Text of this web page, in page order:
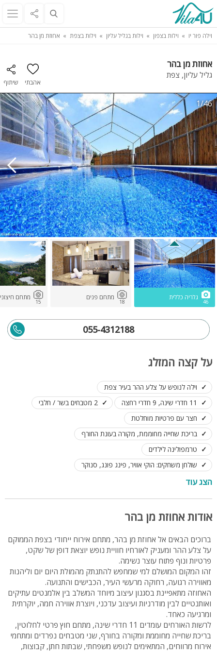
וילה פור יו וילות בצפון וילות בגליל עליון וילות בצפת אחוזת מן בהר
אחוזת מן בהר
גליל עליון, צפת
אהבתי שיתוף
1/46
46
גלריה כללית
18
מתחם פנים
15
מתחם חיצוני
055-4312188
על קצה המזלג
וילה לנופש על צלע ההר בעיר צפת
11 חדרי שינה, 9 חדרי רחצה
2 מטבחים בשר / חלבי
חצר עם פרטיות מוחלטת
בריכת שחייה מחוממת, מקורה בעונת החורף
טרמפולינה לילדים
שולחן משחקים: הוקי אוויר, פינג פונג, סנוקר
חדר אוכל: שולחנות וכיסאות ל 45 אישהצג עוד
אודות אחוזת מן בהר
ברוכים הבאים אל אחוזת מן בהר, מתחם אירוח ייחודי בצפת הממוקם
על צלע ההר ומעניק לאורחיו חוויית נופש יוצאת דופן של שקט,
פרטיות ונוף פתוח עוצר נשימה.
זהו המקום המושלם למי שמחפש להתנתק מהמולת היום יום וליהנות
מאווירה רגועה, רחוקה מרעשי העיר, הכבישים והתנועה.
האחוזה מתאפיינת בסגנון עיצוב מיוחד המשלב בין אלמנטים עתיקים
ואותנטיים לבין מודרניות ועיצוב עדכני, ויוצרת אווירה חמה, יוקרתית
ומרגיעה כאחד.
לרשות האורחים עומדים 11 חדרי שינה, מתחם חוץ פרטי לחלוטין,
בריכת שחייה מחוממת ומקורה בחורף, שני מטבחים נפרדים ומתחמי
אירוח מרווחים, המתאימים לנופש משפחתי, שבתות חתן, קבוצות,